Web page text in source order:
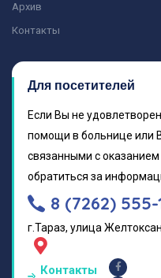
Архив
Контакты
Для посетителей
Если Вы не
помощи в больнице или
связанными с
обратиться за
8 (7262) 555-
г.Тараз, улица
Контакты